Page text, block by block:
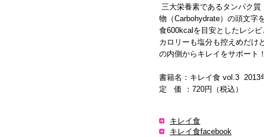
三大栄養素であるタンパク
物（Carbohydrate）の頭文字
食600kcalを目安としたレシ
カロリーも塩分も控えめだけ
の内側からキレイをサポート
書籍名：キレイ食 vol.3
定 価 ：720円（税込）
キレイ食
キレイ食facebook